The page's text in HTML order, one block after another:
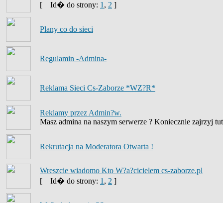
[
Id� do strony: 1 , 2 ]
Plany co do sieci
Regulamin -Admina-
Reklama Sieci Cs-Zaborze *WZ?R*
Reklamy przez Admin?w.
Masz admina na naszym serwerze ? Koniecznie zajrzyj
Rekrutacja na Moderatora Otwarta !
Wreszcie wiadomo Kto W?a?cicielem cs-zaborze.pl
[
Id� do strony: 1 , 2 ]